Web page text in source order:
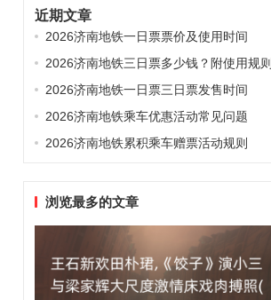
近期文章
2026济南地铁一日票票价及使用时间
2026济南地铁三日票多少钱？附使用规则
2026济南地铁一日票三日票发售时间
2026济南地铁乘车优惠活动常见问题
2026济南地铁累积乘车赠票活动规则
浏览最多的文章